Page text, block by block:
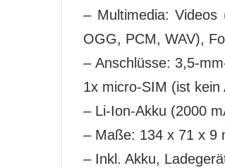
– Multimedia: Videos
OGG, PCM, WAV),
– Anschlüsse: 3,5-
1x micro-SIM (ist kein
– Li-Ion-Akku (2000
– Maße: 134 x 71 x 9
– Inkl. Akku,